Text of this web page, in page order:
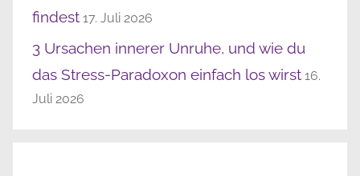
findest 17. Juli 2026
3 Ursachen innerer Unruhe, und wie du
das Stress-Paradoxon einfach los wirst 16.
Juli 2026